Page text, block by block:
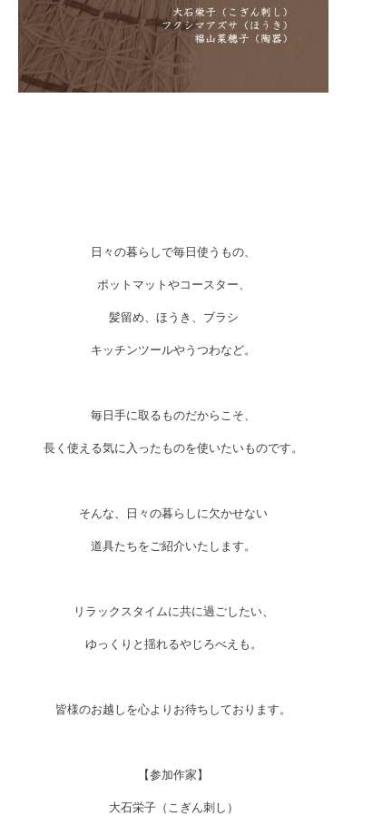
日々の暮らしで毎日使うもの、
ポットマットやコースター、
髪留め、ほうき、ブラシ
キッチンツールやうつわなど。
毎日手に取るものだからこそ、
長く使える気に入ったものを使いたいものです。
そんな、日々の暮らしに欠かせない
道具たちをご紹介いたします。
リラックスタイムに共に過ごしたい、
ゆっくりと揺れるやじろべえも。
皆様のお越しを心よりお待ちしております。
【参加作家】
大石栄子（こぎん刺し）